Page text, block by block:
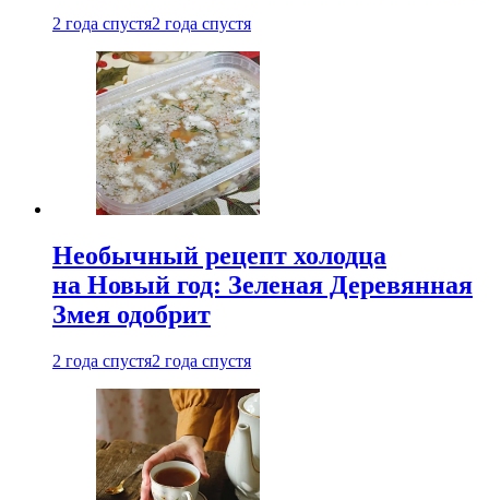
2 года спустя2 года спустя
Необычный рецепт холодца
на Новый год: Зеленая Деревянная
Змея одобрит
2 года спустя2 года спустя